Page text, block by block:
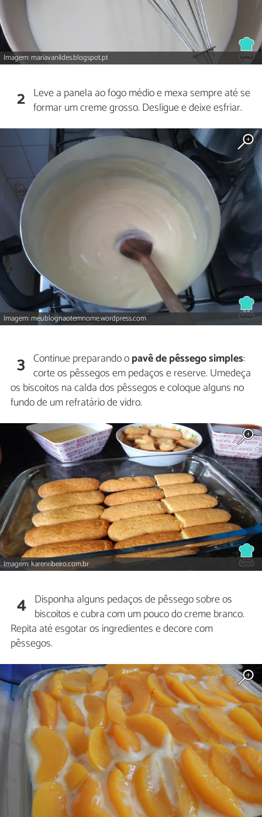
Imagem: mariavanildes.blogspot.pt
2 Leve a panela ao fogo médio e mexa sempre até se
formar um creme grosso. Desligue e deixe esfriar.
Imagem: meublognaotemnome.wordpress.com
3 Continue preparando opavê de pêssego simples:
corte os pêssegos em pedaços e reserve. Umedeça
os biscoitos na calda dos pêssegos e coloque alguns no
fundo de um refratário de vidro.
Imagem: karenribeiro.com.br
4 Disponha alguns pedaços de pêssego sobre os
biscoitos e cubra com um pouco do creme branco.
Repita até esgotar os ingredientes e decore com
pêssegos.